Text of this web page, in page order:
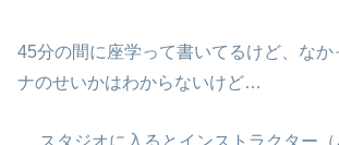
45分の間に座学って書いてるけど、なか
ナのせいかはわからないけど…